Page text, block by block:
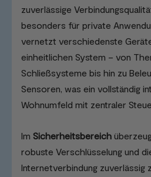
zuverlässige
besonders für private
vernetzt verschiedenste
einheitlichen System – von
Schließsysteme bis hin zu
Sensoren, was ein vollständig
Wohnumfeld mit zentraler
Im Sicherheitsbereich
robuste Verschlüsselung und
Internetverbindung zuverlässig